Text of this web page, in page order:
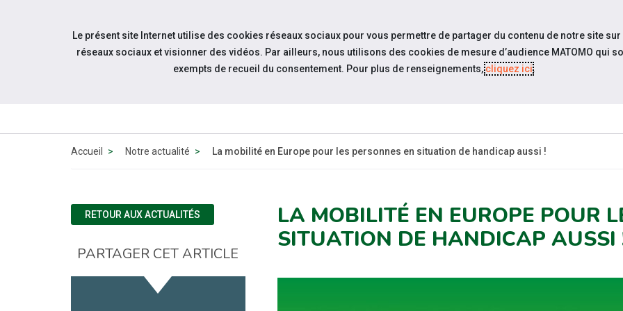
Aller au contenu
ESPACE
Accueil Notre actualité La mobilité en Europe pour les personnes en situation de handicap aussi !
LA MOBILITÉ EN EUROPE POUR
SITUATION DE HANDICAP AUSSI
RETOUR AUX ACTUALITÉS
PARTAGER CET ARTICLE
Le présent site Internet utilise des cookies réseaux sociaux pour vous permettre de partager du contenu de notre site sur
réseaux sociaux et visionner des vidéos. Par ailleurs, nous utilisons des cookies de mesure d’audience MATOMO qui
exempts de recueil du consentement. Pour plus de renseignements,cliquez ici.